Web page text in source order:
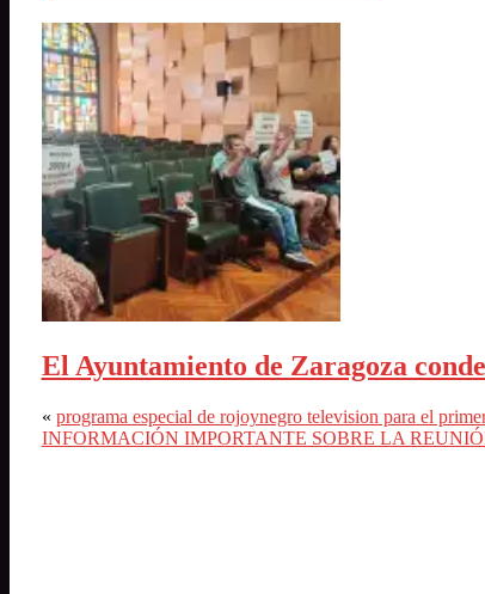
El Ayuntamiento de Zaragoza
« programa especial de rojoynegro television para el
INFORMACIÓN IMPORTANTE SOBRE LA